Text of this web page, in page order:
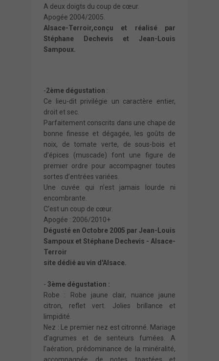
A deux doigts du coup de cœur.
Apogée 2004/2005.
Alsace-Terroir,conçu et réalisé par
Stéphane Dechevis et Jean-Louis
Sampoux.
-2ème dégustation :
Ce lieu-dit privilégie un caractère entier,
droit et sec.
Parfaitement conscrits dans une chape de
bonne finesse et dégagée, les goûts de
noix, de tomate verte, de sous-bois et
d’épices (muscade) font une figure de
premier ordre pour accompagner toutes
sortes d’entrées variées.
Une cuvée qui n’est jamais lourde ni
encombrante.
C'est un coup de cœur.
Apogée : 2006/2010+
Dégusté en Octobre 2005 par Jean-Louis
Sampoux et Stéphane Dechevis - Alsace-
Terroir
site dédié au vin d'Alsace.
- 3ème dégustation :
Robe : Robe jaune clair, nuance jaune
citron, reflet vert. Jolies brillance et
limpidité.
Nez : Le premier nez est citronné. Mariage
d’agrumes et de senteurs fumées. A
l’aération, prédominance de la minéralité,
accompagnée de notes toastées et